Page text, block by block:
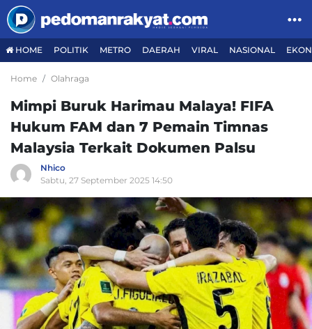
HOME POLITIK METRO DAERAH VIRAL NASIONAL
Home Olahraga
Mimpi Buruk Harimau Malaya! FIFA
Hukum FAM dan 7 Pemain Timnas
Malaysia Terkait Dokumen Palsu
Nhico
Sabtu, 27 September 2025 14:50